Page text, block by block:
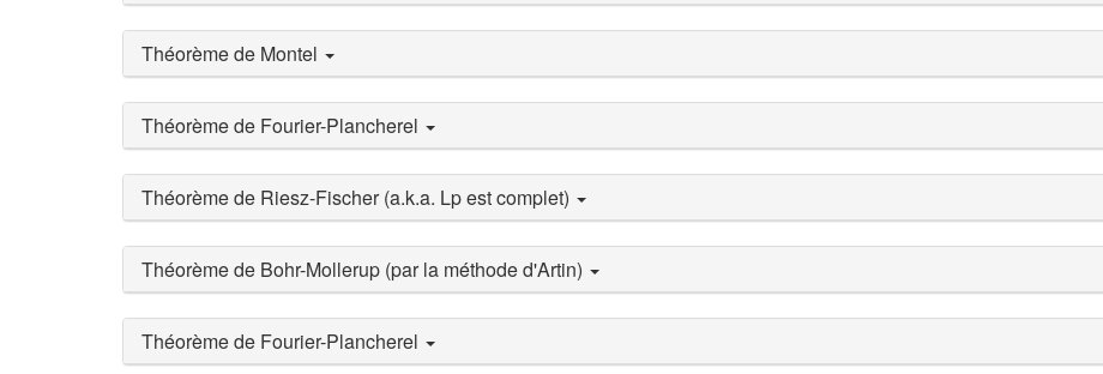
Théorème de Montel
Théorème de Fourier-Plancherel
Théorème de Riesz-Fischer (a.k.a. Lp est complet)
Théorème de Bohr-Mollerup (par la méthode d'Artin)
Théorème de Fourier-Plancherel